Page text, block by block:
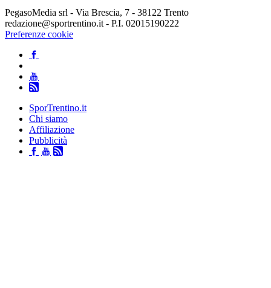
PegasoMedia srl - Via Brescia, 7 - 38122 Trento
redazione@sportrentino.it - P.I. 02015190222
Preferenze cookie
SporTrentino.it
Chi siamo
Affiliazione
Pubblicità